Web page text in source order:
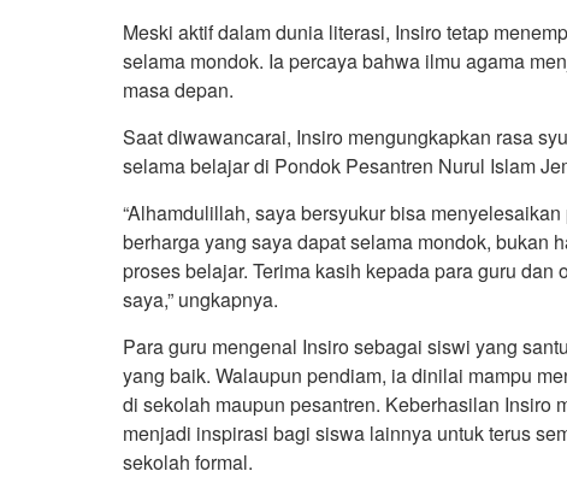
Meski aktif dalam dunia literasi, Insiro tetap
selama mondok. Ia percaya bahwa ilmu agama
masa depan.
Saat diwawancarai, Insiro mengungkapkan rasa
selama belajar di Pondok Pesantren Nurul Islam
“Alhamdulillah, saya bersyukur bisa
berharga yang saya dapat selama mondok, bukan
proses belajar. Terima kasih kepada para guru
saya,” ungkapnya.
Para guru mengenal Insiro sebagai siswi yang
yang baik. Walaupun pendiam, ia dinilai mampu
di sekolah maupun pesantren. Keberhasilan Insiro
menjadi inspirasi bagi siswa lainnya untuk terus
sekolah formal.